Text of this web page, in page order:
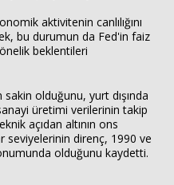
aktivitenin canlılığını
bu durumun da Fed'in faiz
beklentileri
olduğunu, yurt dışında
üretimi verilerinin takip
açıdan altının ons
seviyelerinin direnç, 1990 ve
olduğunu kaydetti.